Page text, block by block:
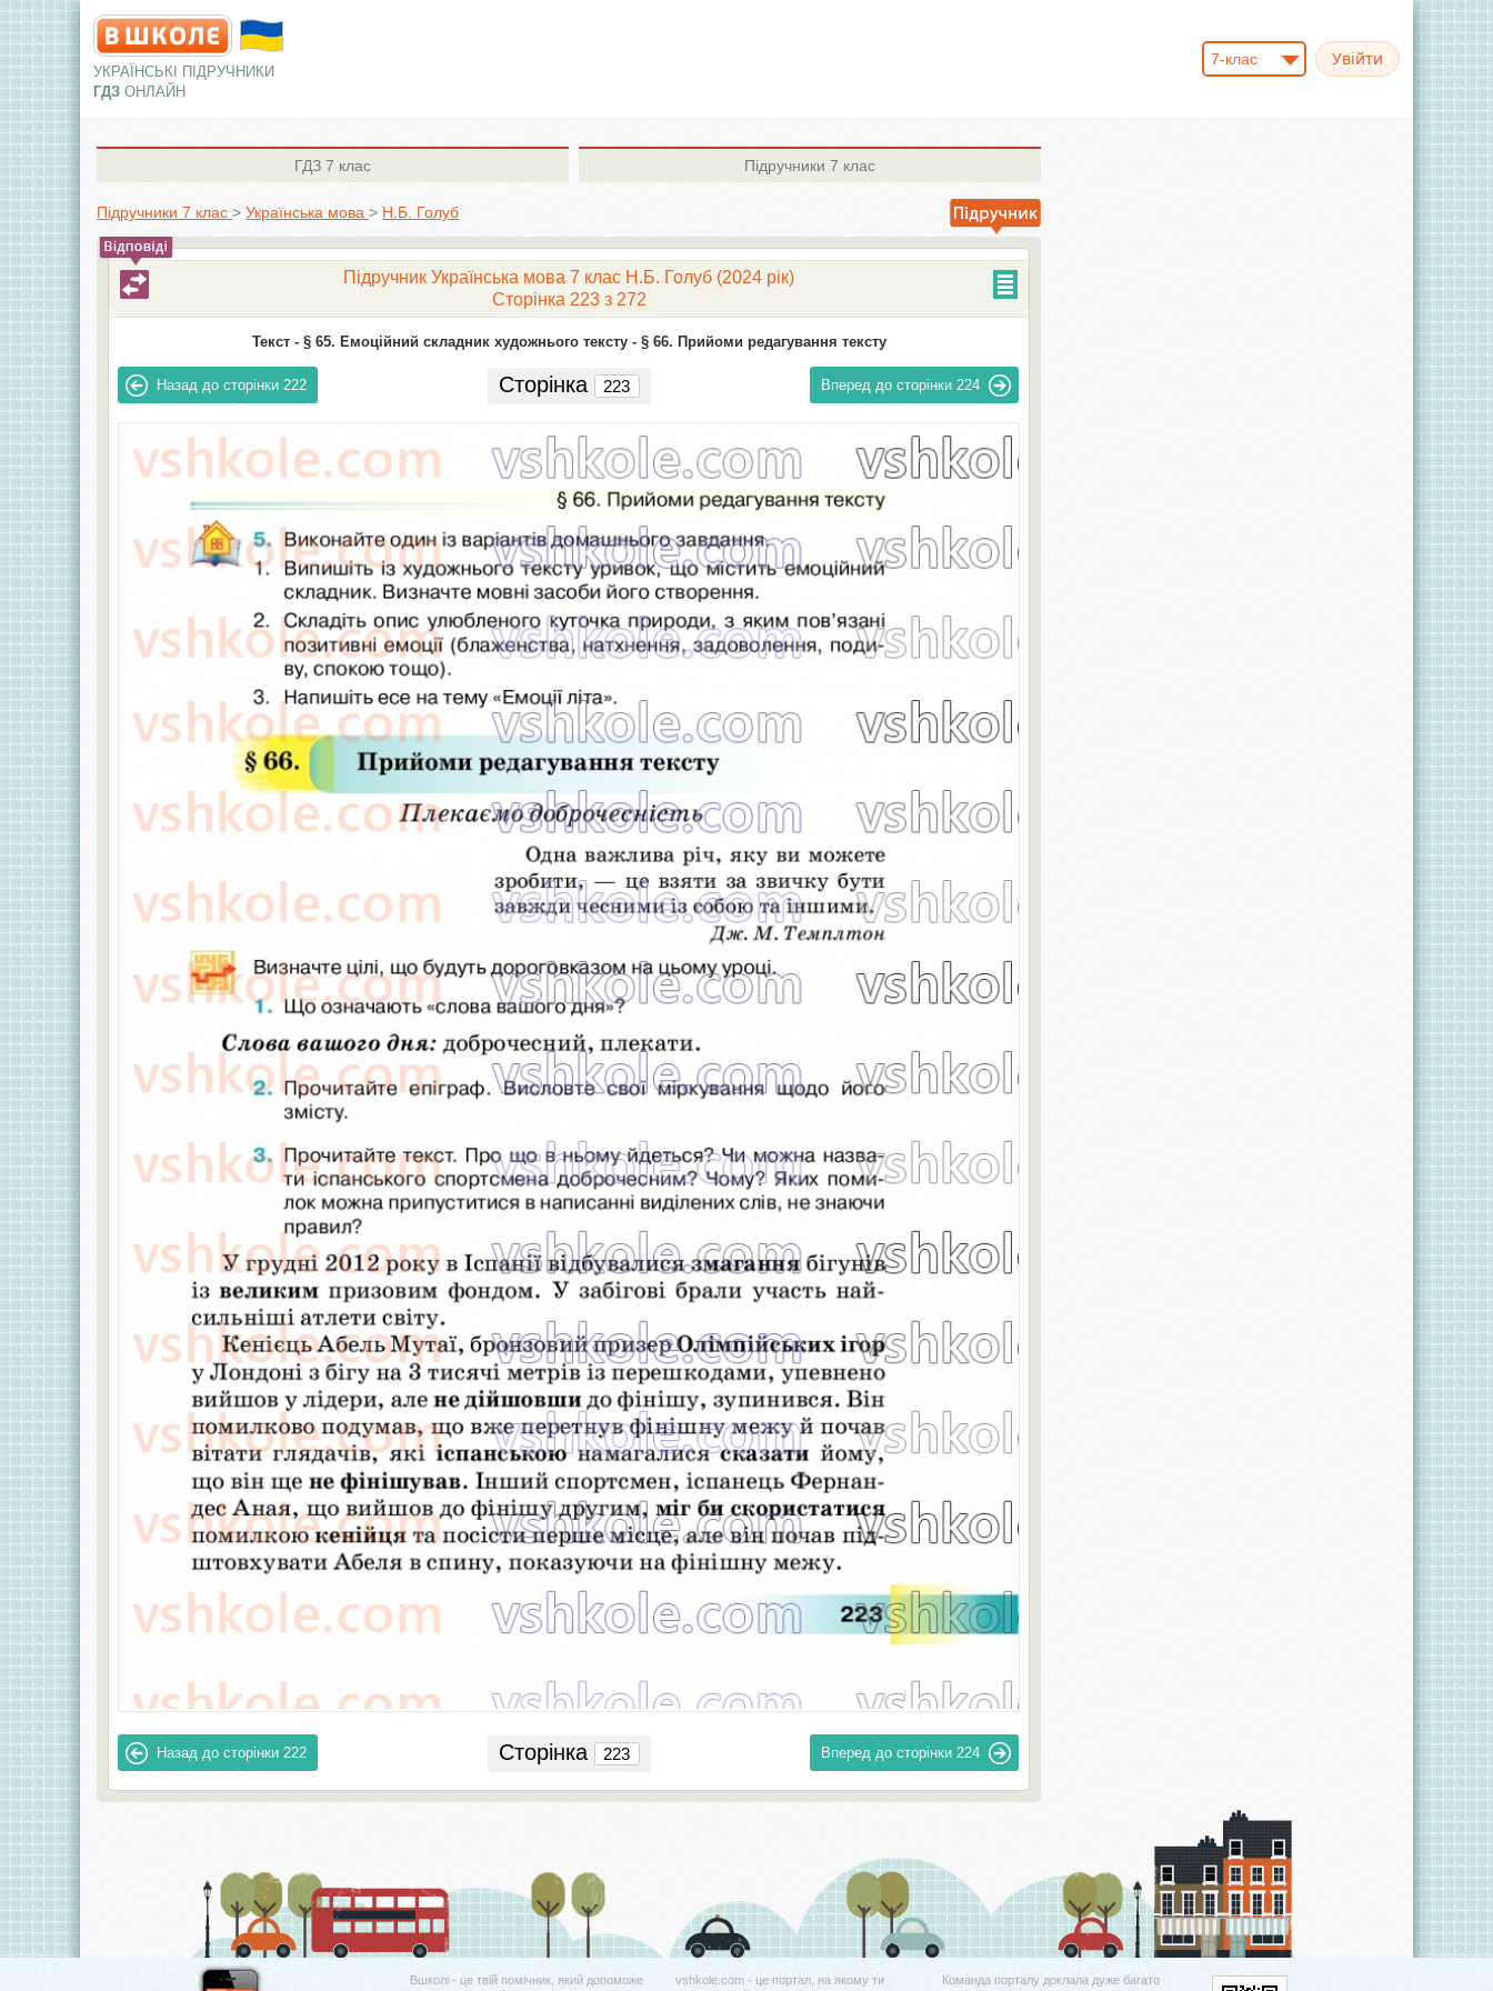
УКРАЇНСЬКІ ПІДРУЧНИКИ
ГДЗ ОНЛАЙН
7-клас
ГДЗ 7 клас Підручники 7 клас
Підручники 7 клас > Українська мова > Н.Б. Голуб
Підручник Українська мова 7 клас Н.Б. Голуб (2024 рік)
Сторінка 223 з 272
Текст - § 65. Емоційний складник художнього тексту - § 66. Прийоми редагування тексту
Назад до сторінки 222 Сторінка Вперед до сторінки 224
Назад до сторінки 222 Сторінка Вперед до сторінки 224
Вшколі - це твій помічник, який допоможе
vshkole.com - це портал, на якому ти
Команда порталу доклала дуже багато